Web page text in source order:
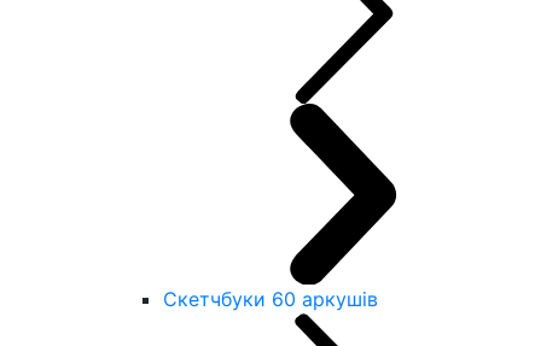
Скетчбуки 60 аркушів